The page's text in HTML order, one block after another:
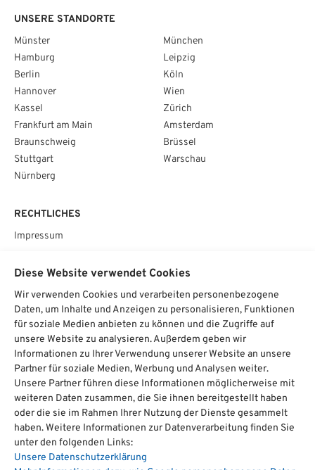
RECHTLICHES
Impressum
AGB
Cookie­einstellungen
UNSERE STANDORTE
Münster
Hamburg
Berlin
Hannover
Kassel
Frankfurt am Main
Braunschweig
Stuttgart
Nürnberg
München
Leipzig
Köln
Wien
Zürich
Amsterdam
Brüssel
Warschau
SOCIAL
Chat starten
Diese Website verwendet Cookies
Wir verwenden Cookies und verarbeiten personenbezogene
Daten, um Inhalte und Anzeigen zu personalisieren, Funktionen
für soziale Medien anbieten zu können und die Zugriffe auf
unsere Website zu analysieren. Außerdem geben wir
Informationen zu Ihrer Verwendung unserer Website an unsere
Partner für soziale Medien, Werbung und Analysen weiter.
Unsere Partner führen diese Informationen möglicherweise mit
weiteren Daten zusammen, die Sie ihnen bereitgestellt haben
oder die sie im Rahmen Ihrer Nutzung der Dienste gesammelt
haben. Weitere Informationen zur Datenverarbeitung finden Sie
unter den folgenden Links:
Unsere Datenschutzerklärung